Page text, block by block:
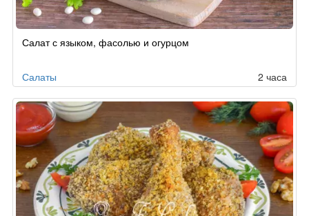
Салат с языком, фасолью и огурцом
Салаты 2 часа